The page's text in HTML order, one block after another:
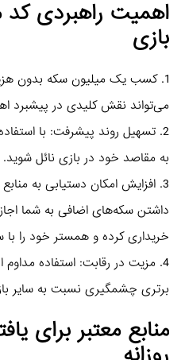
اهمیت راهبردی کد
بازی
1. کسب یک میلیون سکه بدون
می‌تواند نقش کلیدی در پیشبرد
2. تسهیل روند پیشرفت: با
به مقاصد خود در بازی نائل شوید.
3. افزایش امکان دستیابی به
داشتن سکه‌های اضافی به شما
خریداری کرده و همستر خود را
4. مزیت در رقابت: استفاده
برتری چشمگیری نسبت به سایر
منابع معتبر برای